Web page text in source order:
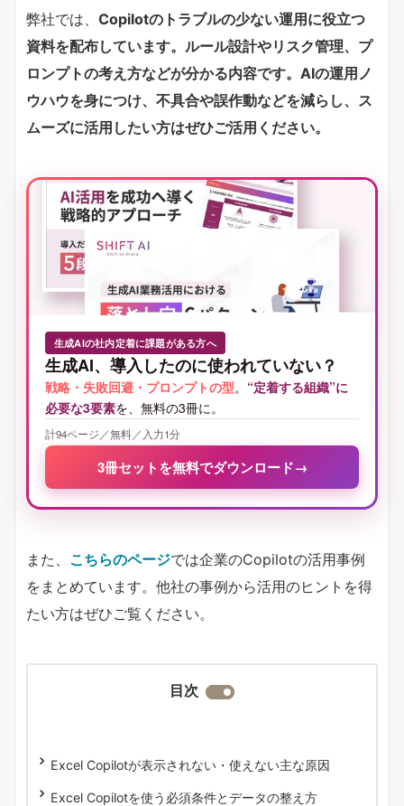
弊社では、 Copilotのトラブルの少ない運用に役立つ
資料を配布しています。ルール設計やリスク管理、プ
ロンプトの考え方などが分かる内容です。AIの運用ノ
ウハウを身につけ、不具合や誤作動などを減らし、ス
ムーズに活用したい方はぜひご活用ください。
生成AIの社内定着に課題がある方へ
生成AI、導入したのに使われていない？
戦略・失敗回避・プロンプトの型。 “定着する組織”に
必要な3要素を、無料の3冊に。
計94ページ／無料／入力1分
3冊セットを無料でダウンロード→
また、 こちらのページでは企業のCopilotの活用事例
をまとめています。他社の事例から活用のヒントを得
たい方はぜひご覧ください。
目次
Excel Copilotが表示されない・使えない主な原因
Excel Copilotを使う必須条件とデータの整え方